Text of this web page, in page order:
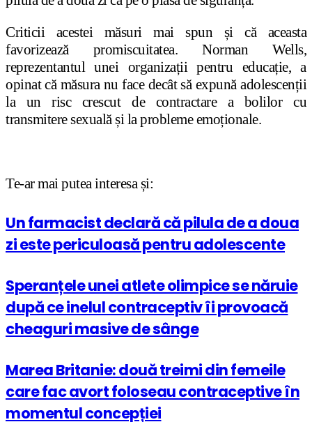
Criticii acestei măsuri mai spun și că aceasta
favorizează promiscuitatea. Norman Wells,
reprezentantul unei organizații pentru educație, a
opinat că măsura nu face decât să expună adolescenții
la un risc crescut de contractare a bolilor cu
transmitere sexuală și la probleme emoționale.
Te-ar mai putea interesa și:
Un farmacist declară că pilula de a doua
zi este periculoasă pentru adolescente
Speranțele unei atlete olimpice se năruie
după ce inelul contraceptiv îi provoacă
cheaguri masive de sânge
Marea Britanie: două treimi din femeile
care fac avort foloseau contraceptive în
momentul concepției